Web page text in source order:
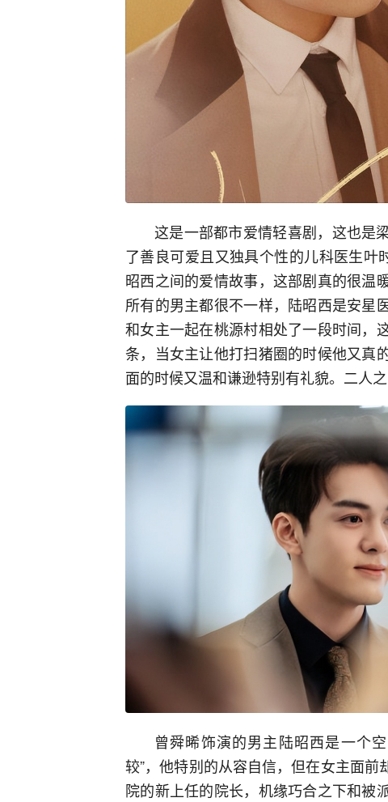
这是一部都市爱情轻喜剧，这也是
了善良可爱且又独具个性的儿科医生叶
昭西之间的爱情故事，这部剧真的很温
所有的男主都很不一样，陆昭西是安星
和女主一起在桃源村相处了一段时间，
条，当女主让他打扫猪圈的时候他又真
面的时候又温和谦逊特别有礼貌。二人
曾舜晞饰演的男主陆昭西是一个
较”，他特别的从容自信，但在女主面
院的新上任的院长，机缘巧合之下和被